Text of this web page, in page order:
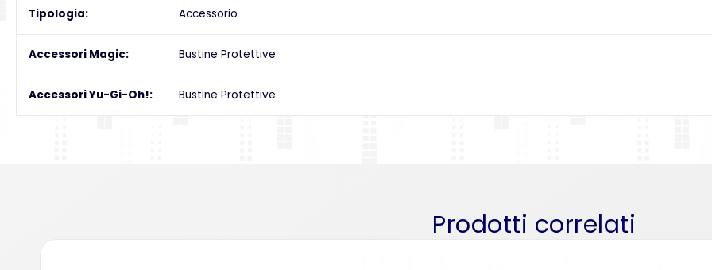
Tipologia Accessorio
Accessori Magic Bustine Protettive
Accessori Yu-Gi-Oh! Bustine Protettive
Prodotti correlati